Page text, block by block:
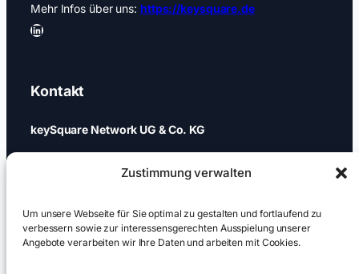
Zustimmung verwalten
Um unsere Webseite für Sie optimal zu gestalten und fortlaufend zu
verbessern sowie zur interessensgerechten Ausspielung unserer
Angebote verarbeiten wir Ihre Daten und arbeiten mit Cookies.
Mehr Infos über uns: https://keysquare.de
LinkedIn
Kontakt
keySquare Network UG & Co. KG
+49 (0)30 437 344 88
games@keysquare-pr.com